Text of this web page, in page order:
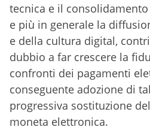
tecnica e il consolidamento
e più in generale la
e della cultura digital,
dubbio a far crescere la
confronti dei pagamenti
conseguente adozione di
progressiva sostituzione
moneta elettronica.